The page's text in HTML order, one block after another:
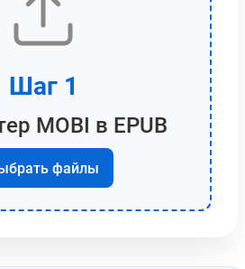
Шаг 1
MOBI в EPUB
файлы